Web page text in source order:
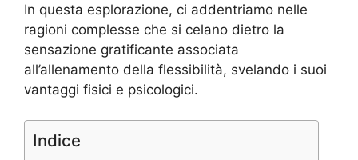
In questa esplorazione, ci addentriamo nelle
ragioni complesse che si celano dietro la
sensazione gratificante associata
all’allenamento della flessibilità, svelando i suoi
vantaggi fisici e psicologici.
Indice